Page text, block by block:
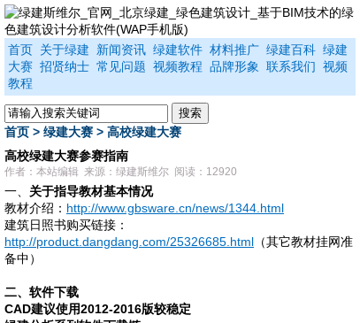
首页 关于绿建 新闻资讯 绿建软件 材料推广 绿建百科 绿建
大赛 招贤纳士 常见问题 视频教程 品牌形象 联系我们 视频
教程
首页 > 绿建大赛 > 高校绿建大赛
高校绿建大赛参赛指南
作者：本站编辑 来源：绿建斯维尔 阅读：12920
一、 关于指导教材基本情况
教材介绍： http://www.gbsware.cn/news/1344.html
建筑日照书购买链接：
http://product.dangdang.com/25326685.html （其它教材挂网准
备中）
二、软件下载
CAD建议使用2012-2016版较稳定